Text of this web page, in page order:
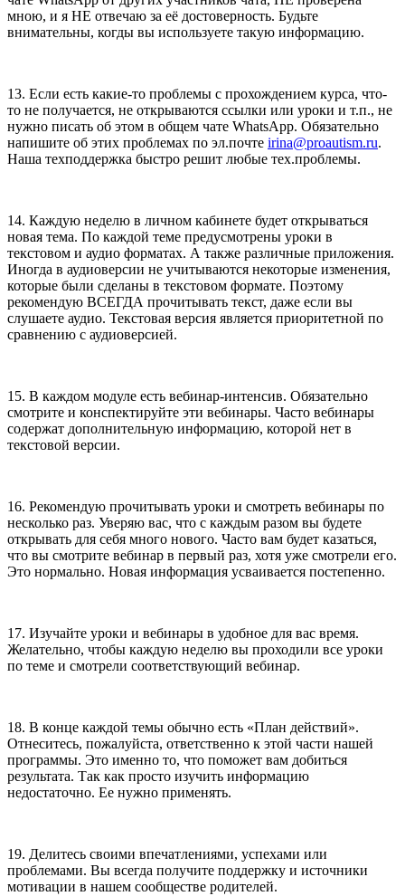
мною, и я НЕ отвечаю за её достоверность. Будьте
внимательны, когды вы используете такую информацию.
13. Если есть какие-то проблемы с прохождением курса, что-
то не получается, не открываются ссылки или уроки и т.п., не
нужно писать об этом в общем чате WhatsApp. Обязательно
напишите об этих проблемах по эл.почте irina@proautism.ru.
Наша техподдержка быстро решит любые тех.проблемы.
14. Каждую неделю в личном кабинете будет открываться
новая тема. По каждой теме предусмотрены уроки в
текстовом и аудио форматах. А также различные приложения.
Иногда в аудиоверсии не учитываются некоторые изменения,
которые были сделаны в текстовом формате. Поэтому
рекомендую ВСЕГДА прочитывать текст, даже если вы
слушаете аудио. Текстовая версия является приоритетной по
сравнению с аудиоверсией.
15. В каждом модуле есть вебинар-интенсив. Обязательно
смотрите и конспектируйте эти вебинары. Часто вебинары
содержат дополнительную информацию, которой нет в
текстовой версии.
16. Рекомендую прочитывать уроки и смотреть вебинары по
несколько раз. Уверяю вас, что с каждым разом вы будете
открывать для себя много нового. Часто вам будет казаться,
что вы смотрите вебинар в первый раз, хотя уже смотрели его.
Это нормально. Новая информация усваивается постепенно.
17. Изучайте уроки и вебинары в удобное для вас время.
Желательно, чтобы каждую неделю вы проходили все уроки
по теме и смотрели соответствующий вебинар.
18. В конце каждой темы обычно есть «План действий».
Отнеситесь, пожалуйста, ответственно к этой части нашей
программы. Это именно то, что поможет вам добиться
результата. Так как просто изучить информацию
недостаточно. Ее нужно применять.
19. Делитесь своими впечатлениями, успехами или
проблемами. Вы всегда получите поддержку и источники
мотивации в нашем сообществе родителей.